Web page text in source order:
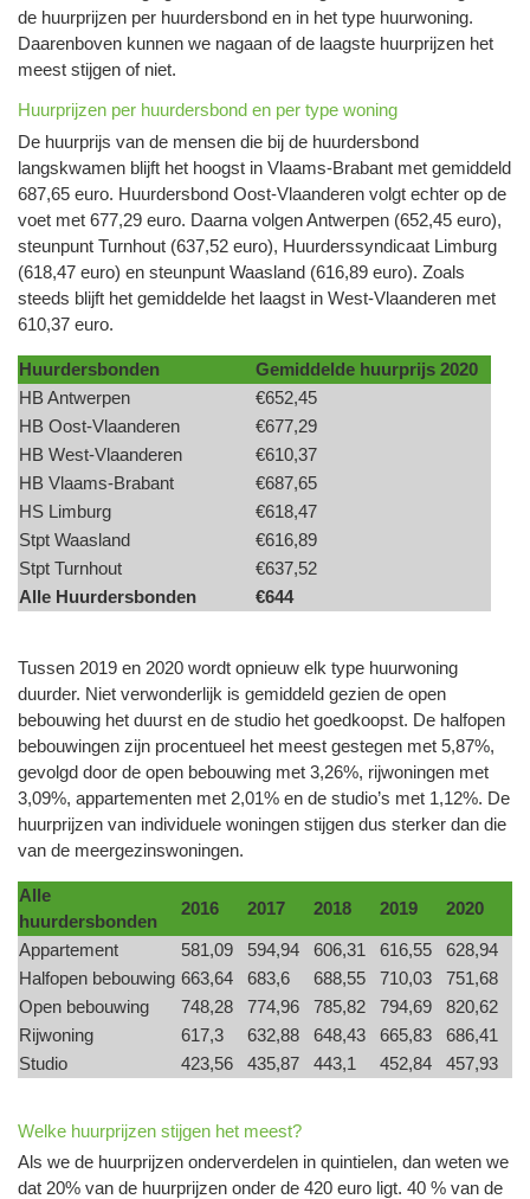
de huurprijzen per huurdersbond en in het type huurwoning.
Daarenboven kunnen we nagaan of de laagste huurprijzen het
meest stijgen of niet.
Huurprijzen per huurdersbond en per type woning
De huurprijs van de mensen die bij de huurdersbond
langskwamen blijft het hoogst in Vlaams-Brabant met gemiddeld
687,65 euro. Huurdersbond Oost-Vlaanderen volgt echter op de
voet met 677,29 euro. Daarna volgen Antwerpen (652,45 euro),
steunpunt Turnhout (637,52 euro), Huurderssyndicaat Limburg
(618,47 euro) en steunpunt Waasland (616,89 euro). Zoals
steeds blijft het gemiddelde het laagst in West-Vlaanderen met
610,37 euro.
Huurdersbonden
Gemiddelde huurprijs 2020
HB Antwerpen
€652,45
HB Oost-Vlaanderen
€677,29
HB West-Vlaanderen
€610,37
HB Vlaams-Brabant
€687,65
HS Limburg
€618,47
Stpt Waasland
€616,89
Stpt Turnhout
€637,52
Alle Huurdersbonden
€644
Tussen 2019 en 2020 wordt opnieuw elk type huurwoning
duurder. Niet verwonderlijk is gemiddeld gezien de open
bebouwing het duurst en de studio het goedkoopst. De halfopen
bebouwingen zijn procentueel het meest gestegen met 5,87%,
gevolgd door de open bebouwing met 3,26%, rijwoningen met
3,09%, appartementen met 2,01% en de studio’s met 1,12%. De
huurprijzen van individuele woningen stijgen dus sterker dan die
van de meergezinswoningen.
Alle
huurdersbonden
2016 2017 2018 2019 2020
Appartement 581,09 594,94 606,31 616,55
628,94
Halfopen bebouwing 663,64 683,6 688,55 710,03
751,68
Open bebouwing
748,28 774,96 785,82 794,69
820,62
Rijwoning
617,3 632,88 648,43 665,83
686,41
Studio
423,56 435,87 443,1 452,84 457,93
Welke huurprijzen stijgen het meest?
Als we de huurprijzen onderverdelen in quintielen, dan weten we
dat 20% van de huurprijzen onder de 420 euro ligt. 40 % van de